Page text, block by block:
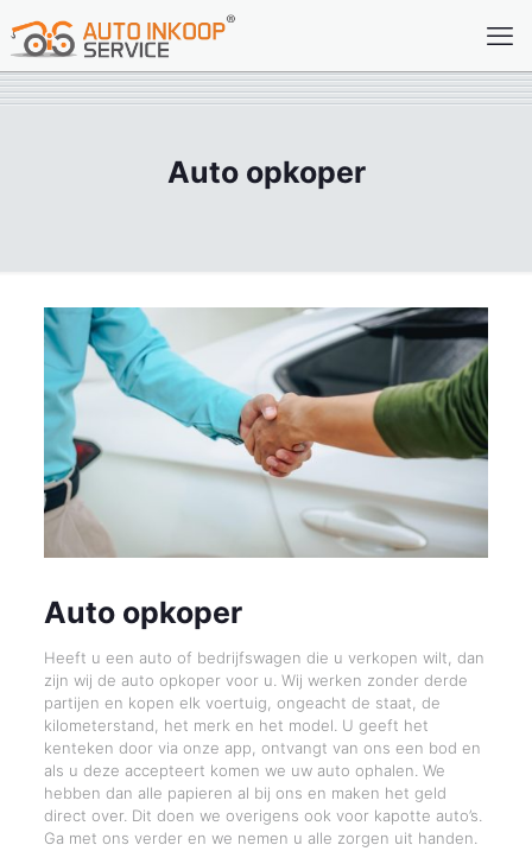
Auto opkoper
Auto opkoper
Heeft u een auto of bedrijfswagen die u verkopen wilt, dan
zijn wij de auto opkoper voor u. Wij werken zonder derde
partijen en kopen elk voertuig, ongeacht de staat, de
kilometerstand, het merk en het model. U geeft het
kenteken door via onze app, ontvangt van ons een bod en
als u deze accepteert komen we uw auto ophalen. We
hebben dan alle papieren al bij ons en maken het geld
direct over. Dit doen we overigens ook voor kapotte auto’s.
Ga met ons verder en we nemen u alle zorgen uit handen.